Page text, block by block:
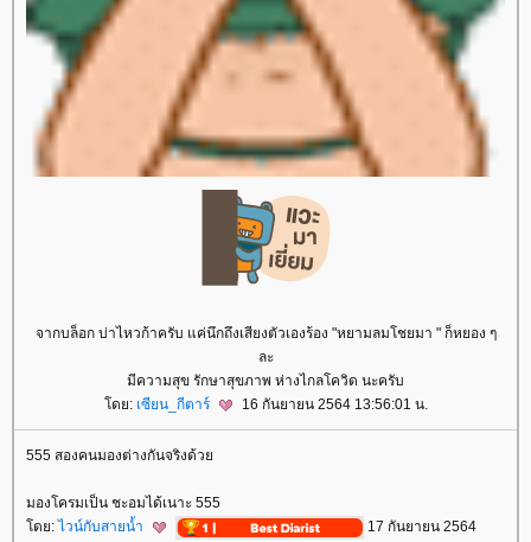
จากบล็อก บ่าไหวก้าครับ แค่นึกถึงเสียงตัวเองร้อง "หยามลมโชยมา " ก็หยอง ๆ
ละ
มีความสุข รักษาสุขภาพ ห่างไกลโควิด นะครับ
ดย: เซียน_กีตาร์ 16 กันยายน 2564 13:56:01 น.
555 สองคนมองต่างกันจริงด้ว
มองโครมเป็น ชะอมได้เนาะ 555
ดย: ไวน์กับสายน้ำ
17 กันยายน 2564